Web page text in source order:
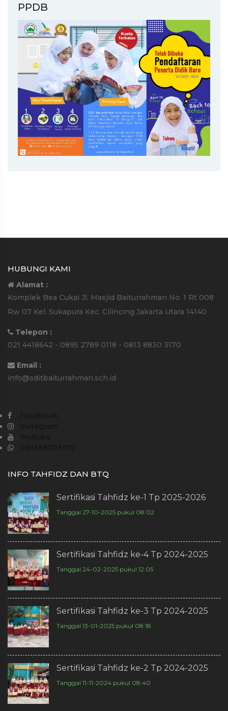
PPDB
HUBUNGI KAMI
Alamat :
Komplek Bea Cukai Jl. Masjid Baiturrahman No. 1 Rt 008
Rw 07 Kel. Sukapura Kec. Cilincing Jakarta Utara 14140
Telepon :
021 4418642 - 0895 2789 0118 - 0813 8830 3170
Email :
info@sditbaiturrahman.sch.id
INFO TAHFIDZ DAN BTQ
Sertifikasi Tahfidz ke-1 Tp 2025-2026
Tanggal 27-10-2025 pukul 08:02
Sertifikasi Tahfidz ke-4 Tp 2024-2025
Tanggal 24-02-2025 pukul 12:05
Sertifikasi Tahfidz ke-3 Tp 2024-2025
Tanggal 13-01-2025 pukul 08:18
Sertifikasi Tahfidz ke-2 Tp 2024-2025
Tanggal 11-11-2024 pukul 08:40